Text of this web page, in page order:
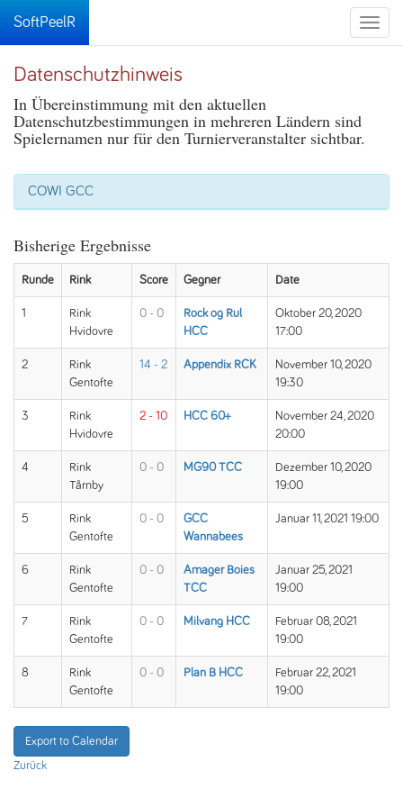
Toggle
SoftPeelR
Datenschutzhinweis
In Übereinstimmung mit den aktuellen
Datenschutzbestimmungen in mehreren Ländern sind
Spielernamen nur für den Turnierveranstalter sichtbar.
COWI GCC
Bisherige Ergebnisse
Runde Rink Score Gegner Date
1
Rink
Hvidovre
0 - 0
Rock og Rul
HCC
Oktober 20, 2020
17:00
2
Rink
Gentofte
14 - 2 Appendix RCK
November 10, 2020
19:30
3
Rink
Hvidovre
2 - 10 HCC 60+
November 24, 2020
20:00
4
Rink
Tårnby
0 - 0 MG90 TCC
Dezember 10, 2020
19:00
5
Rink
Gentofte
0 - 0
GCC
Wannabees
Januar 11, 2021 19:00
6
Rink
Gentofte
0 - 0
Amager Boies
TCC
Januar 25, 2021
19:00
7
Rink
Gentofte
0 - 0 Milvang HCC
Februar 08, 2021
19:00
8
Rink
Gentofte
0 - 0 Plan B HCC
Februar 22, 2021
19:00
Export to Calendar
Zurück